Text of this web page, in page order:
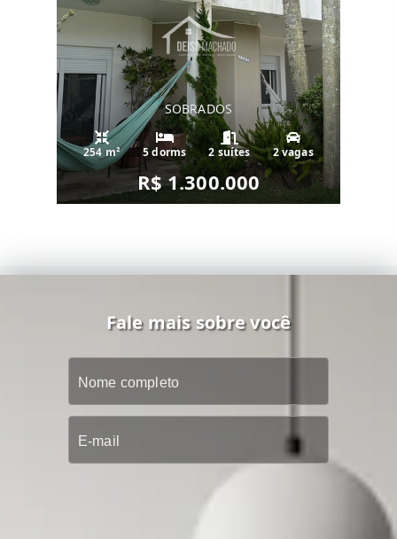
SOBRADOS
254 m² 5 dorms 2 suítes 2 vagas
R$ 1.300.000
Fale mais sobre você